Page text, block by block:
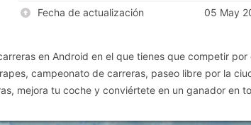
Fecha de actualización
05 May
en Android en el que tienes que competir
campeonato de carreras, paseo libre por la
mejora tu coche y conviértete en un ganador en